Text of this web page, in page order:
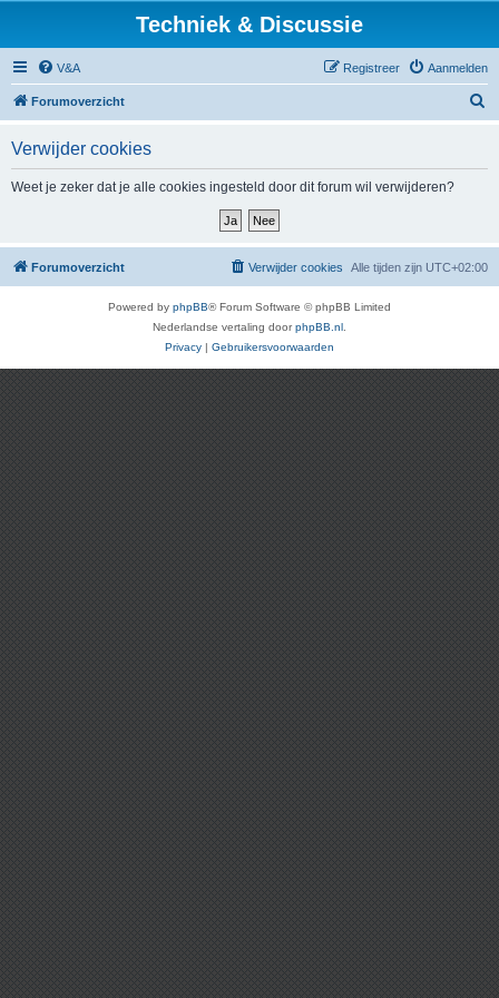
Techniek & Discussie
V&A Aanmelden
Registreer
Forumoverzicht
Verwijder cookies
Weet je zeker dat je alle cookies ingesteld door dit forum wil verwijderen?
Forumoverzicht Alle tijden zijn UTC+02:00
Verwijder cookies
Powered by phpBB® Forum Software © phpBB Limited
Nederlandse vertaling doorphpBB.nl
Privacy | Gebruikersvoorwaarden